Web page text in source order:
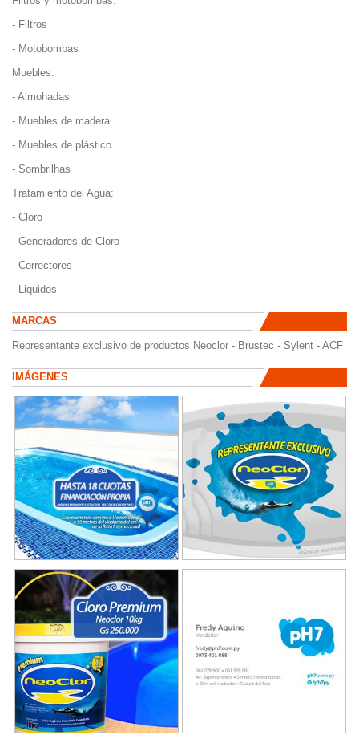
- Filtros
- Motobombas
Muebles:
- Almohadas
- Muebles de madera
- Muebles de plástico
- Sombrilhas
Tratamiento del Agua:
- Cloro
- Generadores de Cloro
- Correctores
- Liquidos
MARCAS
Representante exclusivo de productos Neoclor - Brustec - Sylent - ACF
IMÁGENES